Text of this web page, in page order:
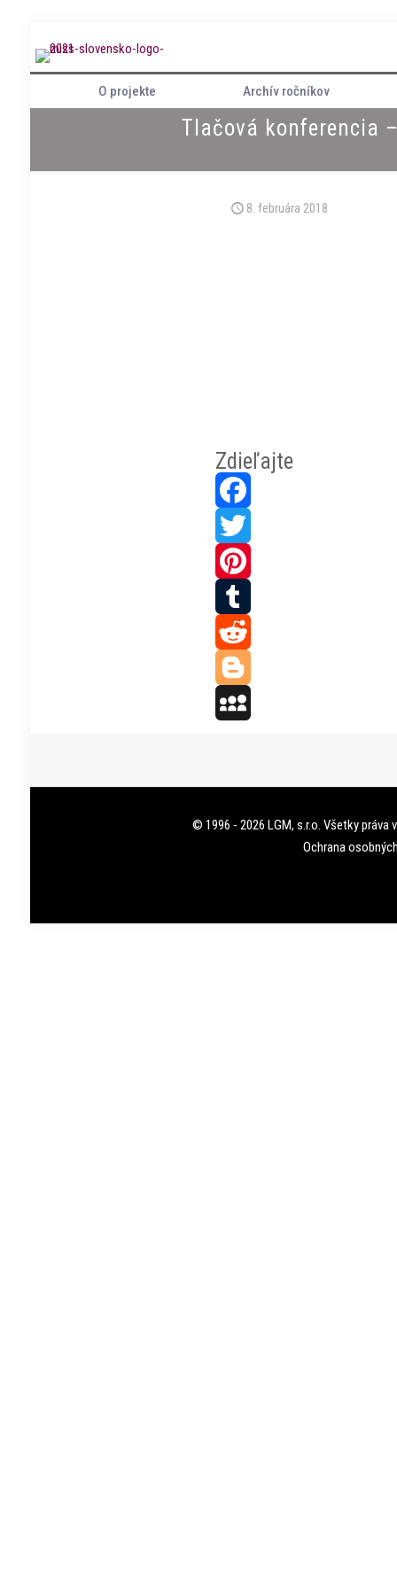
O projekte Archív ročníkov
Tlačová konferencia
8. februára 2018
Zdieľajte
Facebook
Twitter
Pinterest
Tumblr
Reddit
Blogger
© 1996 - 2026 LGM, s.r.o. Všetky práva
Ochrana